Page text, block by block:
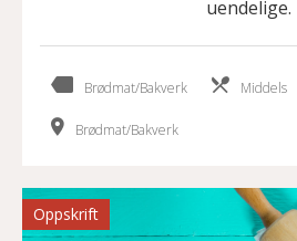
uendelige.
Brødmat/Bakverk Middels
Brødmat/Bakverk
Oppskrift